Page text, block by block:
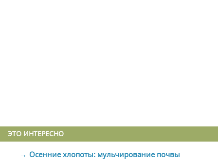
ЭТО ИНТЕРЕСНО
Осенние хлопоты: мульчирование почвы